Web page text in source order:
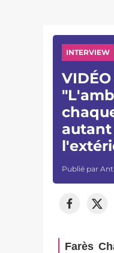
INTERVIEW
Publié par
Farès